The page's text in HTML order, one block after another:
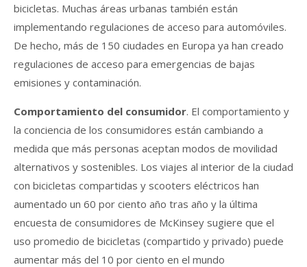
bicicletas. Muchas áreas urbanas también están
implementando regulaciones de acceso para automóviles.
De hecho, más de 150 ciudades en Europa ya han creado
regulaciones de acceso para emergencias de bajas
emisiones y contaminación.
Comportamiento del consumidor. El comportamiento y
la conciencia de los consumidores están cambiando a
medida que más personas aceptan modos de movilidad
alternativos y sostenibles. Los viajes al interior de la ciudad
con bicicletas compartidas y scooters eléctricos han
aumentado un 60 por ciento año tras año y la última
encuesta de consumidores de McKinsey sugiere que el
uso promedio de bicicletas (compartido y privado) puede
aumentar más del 10 por ciento en el mundo